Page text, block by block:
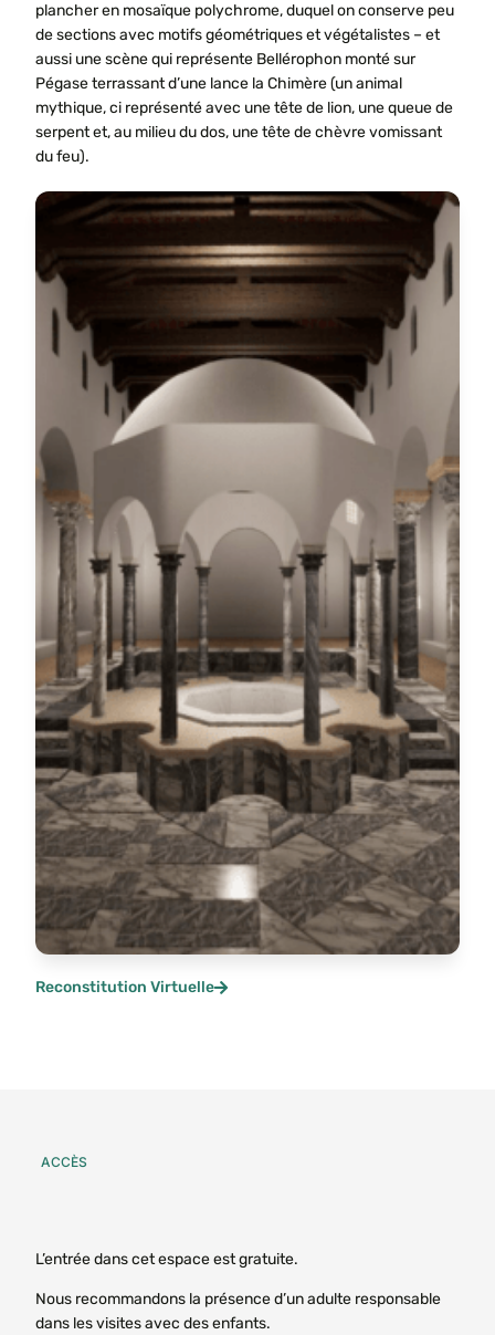
plancher en mosaïque polychrome, duquel on conserve peu
de sections avec motifs géométriques et végétalistes – et
aussi une scène qui représente Bellérophon monté sur
Pégase terrassant d’une lance la Chimère (un animal
mythique, ci représenté avec une tête de lion, une queue de
serpent et, au milieu du dos, une tête de chèvre vomissant
du feu).
Reconstitution Virtuelle
ACCÈS
L’entrée dans cet espace est gratuite.
Nous recommandons la présence d’un adulte responsable
dans les visites avec des enfants.